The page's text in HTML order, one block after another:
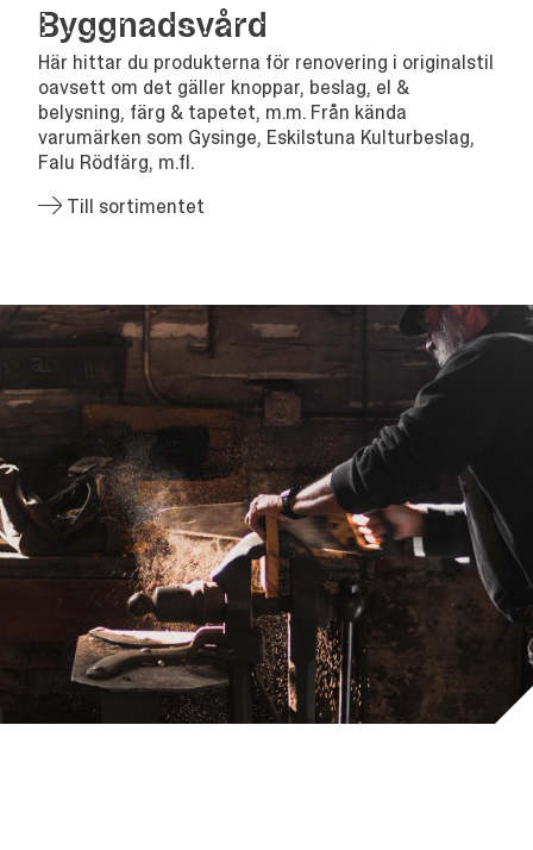
Bygg­nads­vård
Här hittar du produkterna för renovering i originalstil
oavsett om det gäller knoppar, beslag, el &
belysning, färg & tapetet, m.m. Från kända
varumärken som Gysinge, Eskilstuna Kulturbeslag,
Falu Rödfärg, m.fl.
Till sortimentet